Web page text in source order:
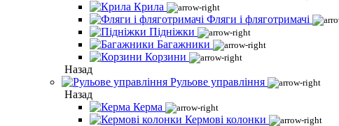
Крила
Фляги і фляготримачі
Підніжки
Багажники
Корзини
Назад
Рульове управління
Назад
Керма
Кермові колонки